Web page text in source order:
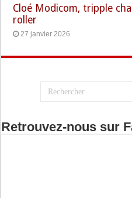
Cloé Modicom, tripple
roller
27 janvier 2026
Retrouvez-nous sur